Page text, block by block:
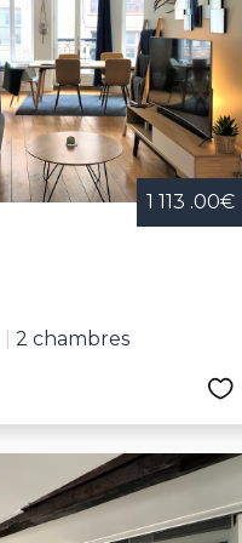
Festive et
bibliothèques, le
d'infrastructures
communal et
dynamique et
1 113 .00€
2 chambres